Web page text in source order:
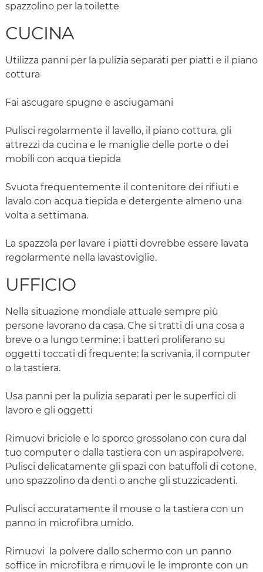
spazzolino per la toilette
CUCINA
Utilizza panni per la pulizia separati per piatti e il piano
cottura
Fai ascugare spugne e asciugamani
Pulisci regolarmente il lavello, il piano cottura, gli
attrezzi da cucina e le maniglie delle porte o dei
mobili con acqua tiepida
Svuota frequentemente il contenitore dei rifiuti e
lavalo con acqua tiepida e detergente almeno una
volta a settimana.
La spazzola per lavare i piatti dovrebbe essere lavata
regolarmente nella lavastoviglie.
UFFICIO
Nella situazione mondiale attuale sempre più
persone lavorano da casa. Che si tratti di una cosa a
breve o a lungo termine: i batteri proliferano su
oggetti toccati di frequente: la scrivania, il computer
o la tastiera.
Usa panni per la pulizia separati per le superfici di
lavoro e gli oggetti
Rimuovi briciole e lo sporco grossolano con cura dal
tuo computer o dalla tastiera con un aspirapolvere.
Pulisci delicatamente gli spazi con batuffoli di cotone,
uno spazzolino da denti o anche gli stuzzicadenti.
Pulisci accuratamente il mouse o la tastiera con un
panno in microfibra umido.
Rimuovi la polvere dallo schermo con un panno
soffice in microfibra e rimuovi le le impronte con un